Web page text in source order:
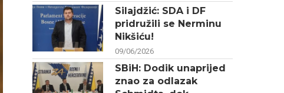
Silajdžić: SDA i DF
pridružili se Nerminu
Nikšiću!
09/06/2026
SBiH: Dodik unaprijed
znao za odlazak